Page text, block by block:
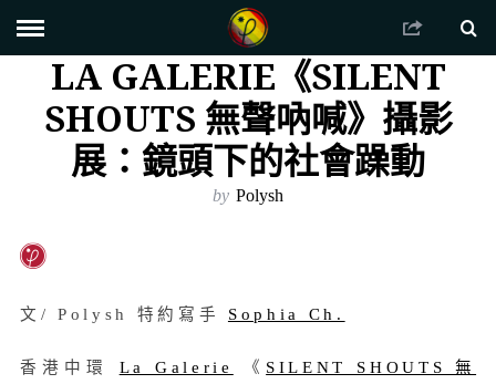
LA GALERIE《SILENT
SHOUTS 無聲吶喊》攝影
展：鏡頭下的社會躁動
by Polysh
文/ Polysh 特約寫手 Sophia Ch.
香港中環 La Galerie 《 SILENT SHOUTS 無